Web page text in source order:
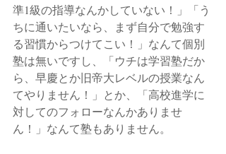
準1級の指導なんかしていない！」「う
ちに通いたいなら、まず自分で勉強す
る習慣からつけてこい！」なんて個別
塾は無いですし、「ウチは学習塾だか
ら、早慶とか旧帝大レベルの授業なん
てやりません！」とか、「高校進学に
対してのフォローなんかありませ
ん！」なんて塾もありません。